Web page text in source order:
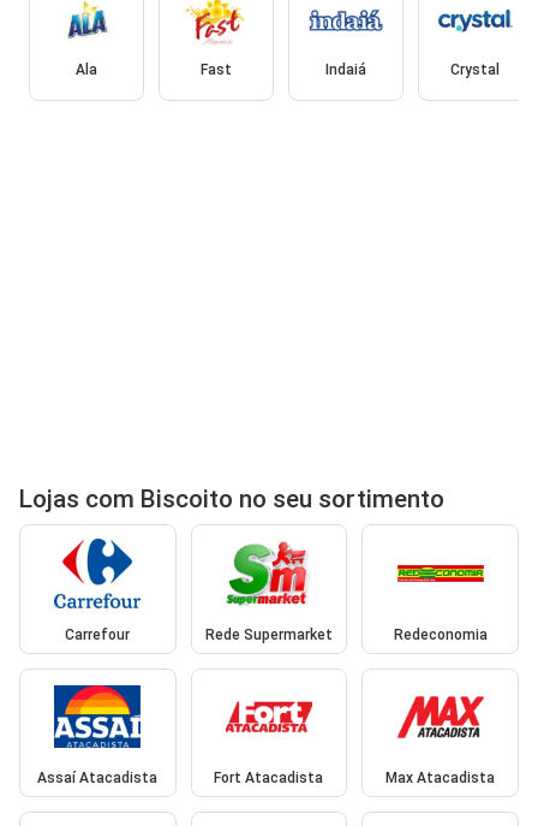
Ala Fast Indaiá Crystal
Lojas com Biscoito no seu sortimento
Carrefour Rede Supermarket Redeconomia
Assaí Atacadista Fort Atacadista Max Atacadista